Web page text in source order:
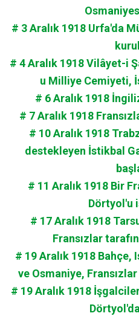
# 3 Aralık 1918 Urfa'da
# 4 Aralık 1918 Vilâyet-i
u Milliye Cemiyeti,
# 6 Aralık 1918
# 7 Aralık 1918
# 10 Aralık 1918
destekleyen İstikbal
# 11 Aralık 1918 Bir
Dörtyol'u
# 17 Aralık 1918
Fransızlar
# 19 Aralık 1918 Bahçe,
ve Osmaniye,
# 19 Aralık 1918